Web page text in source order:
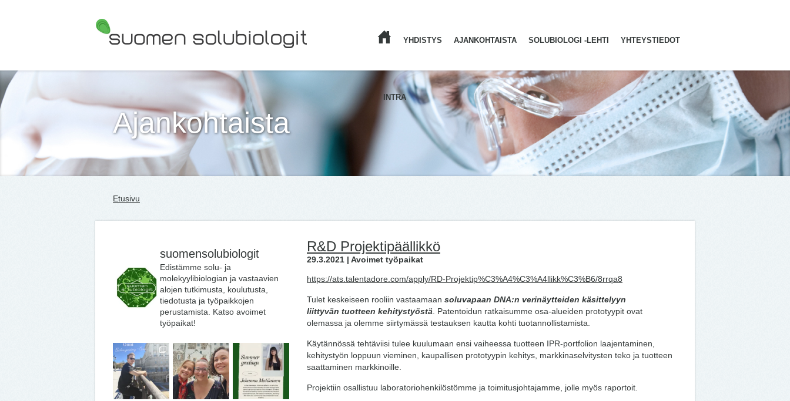
YHDISTYS AJANKOHTAISTA SOLUBIOLOGI -LEHTI YHTEYSTIEDOT
INTRA
Ajankohtaista
Etusivu
suomensolubiologit
Edistämme solu- ja
molekyylibiologian ja vastaavien
alojen tutkimusta, koulutusta,
tiedotusta ja työpaikkojen
perustamista. Katso avoimet
työpaikat!
R&D Projektipäällikkö
29.3.2021 | Avoimet työpaikat
https://ats.talentadore.com/apply/RD-Projektip%C3%A4%C3%A4llikk%C3%B6/8rrqa8
Tulet keskeiseen rooliin vastaamaan soluvapaan DNA:n verinäytteiden käsittelyyn
liittyvän tuotteen kehitystyöstä . Patentoidun ratkaisumme osa-alueiden prototyypit ovat
olemassa ja olemme siirtymässä testauksen kautta kohti tuotannollistamista.
Käytännössä tehtäviisi tulee kuulumaan ensi vaiheessa tuotteen IPR-portfolion laajentaminen,
kehitystyön loppuun vieminen, kaupallisen prototyypin kehitys, markkinaselvitysten teko ja tuotteen
saattaminen markkinoille.
Projektiin osallistuu laboratoriohenkilöstömme ja toimitusjohtajamme, jolle myös raportoit.